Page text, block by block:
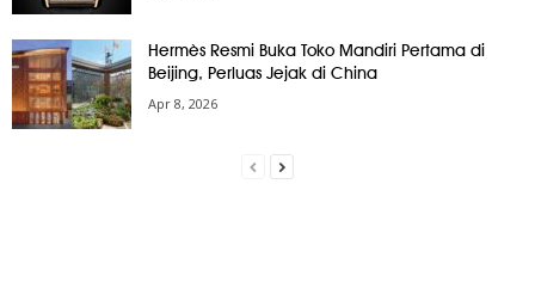
Hermès Resmi Buka Toko Mandiri Pertama di
Beijing, Perluas Jejak di China
Apr 8, 2026